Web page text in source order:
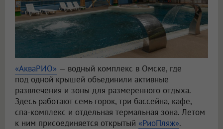
«АкваРИО» — водный комплекс в Омске, где
под одной крышей объединили активные
развлечения и зоны для размеренного отдыха.
Здесь работают семь горок, три бассейна, кафе,
спа-комплекс и отдельная термальная зона. Летом
к ним присоединяется открытый «РиоПляж».